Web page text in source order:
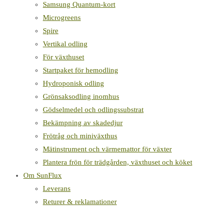
Samsung Quantum-kort
Microgreens
Spire
Vertikal odling
För växthuset
Startpaket för hemodling
Hydroponisk odling
Grönsaksodling inomhus
Gödselmedel och odlingssubstrat
Bekämpning av skadedjur
Frötråg och miniväxthus
Mätinstrument och värmemattor för växter
Plantera frön för trädgården, växthuset och köket
Om SunFlux
Leverans
Returer & reklamationer